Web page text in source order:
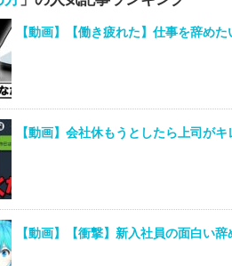
【動画】【働き疲れた】仕事を辞め
【動画】会社休もうとしたら上司がキ
【動画】【衝撃】新入社員の面白い辞